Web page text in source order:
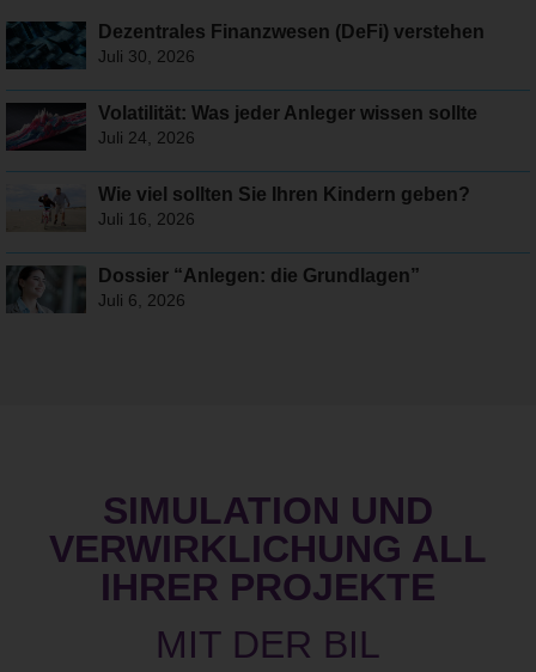
Dezentrales Finanzwesen (DeFi) verstehen
Juli 30, 2026
Volatilität: Was jeder Anleger wissen sollte
Juli 24, 2026
Wie viel sollten Sie Ihren Kindern geben?
Juli 16, 2026
Dossier “Anlegen: die Grundlagen”
Juli 6, 2026
SIMULATION UND
VERWIRKLICHUNG ALL
IHRER PROJEKTE